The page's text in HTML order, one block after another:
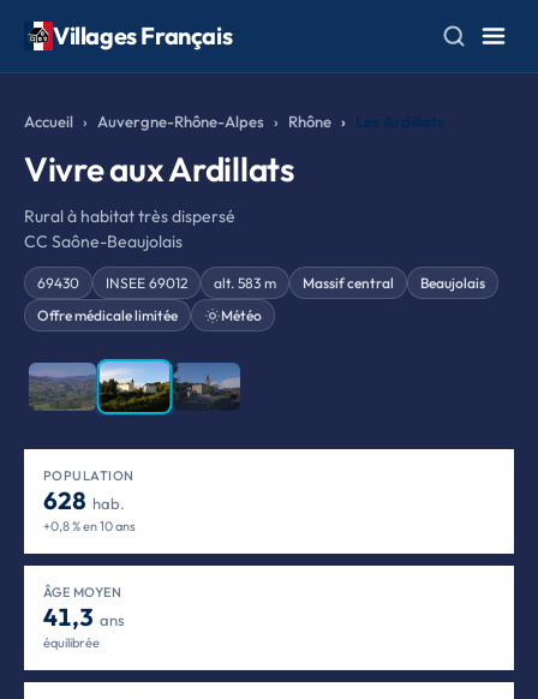
Villages Français
Accueil Auvergne-Rhône-Alpes Rhône Les Ardillats
Vivre aux Ardillats
Rural à habitat très dispersé
CC Saône-Beaujolais
69430 INSEE 69012 alt. 583 m Massif central
Beaujolais
Offre médicale limitée
Météo
POPULATION
628 hab.
+0,8 % en 10 ans
ÂGE MOYEN
41,3 ans
équilibrée